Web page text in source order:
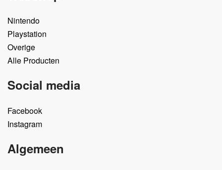
Nintendo
Playstation
Overige
Alle Producten
Social media
Facebook
Instagram
Algemeen